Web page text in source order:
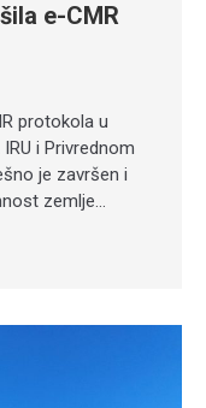
e-CMR
protokola u
i Privrednom
je završen i
zemlje…